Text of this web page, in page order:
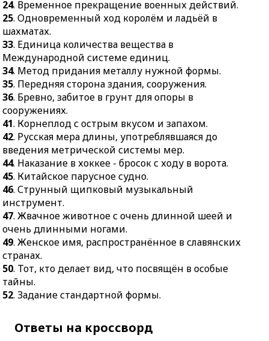
24. Временное прекращение военных действий.
25. Одновременный ход королём и ладьёй в
шахматах.
33. Единица количества вещества в
Международной системе единиц.
34. Метод придания металлу нужной формы.
35. Передняя сторона здания, сооружения.
36. Бревно, забитое в грунт для опоры в
сооружениях.
41. Корнеплод с острым вкусом и запахом.
42. Русская мера длины, употреблявшаяся до
введения метрической системы мер.
44. Наказание в хоккее - бросок с ходу в ворота.
45. Китайское парусное судно.
46. Струнный щипковый музыкальный
инструмент.
47. Жвачное животное с очень длинной шеей и
очень длинными ногами.
49. Женское имя, распространённое в славянских
странах.
50. Тот, кто делает вид, что посвящён в особые
тайны.
52. Задание стандартной формы.
Ответы на кроссворд